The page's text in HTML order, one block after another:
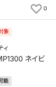
0
象
ィ
ネイビ
能
存し直